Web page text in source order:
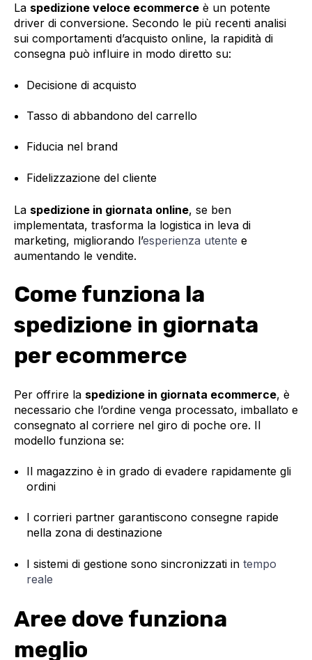
La spedizione veloce ecommerce è un potente
driver di conversione. Secondo le più recenti analisi
sui comportamenti d’acquisto online, la rapidità di
consegna può influire in modo diretto su:
Decisione di acquisto
Tasso di abbandono del carrello
Fiducia nel brand
Fidelizzazione del cliente
La spedizione in giornata online, se ben
implementata, trasforma la logistica in leva di
marketing, migliorando l’esperienza utente e
aumentando le vendite.
Come funziona la
spedizione in giornata
per ecommerce
Per offrire la spedizione in giornata ecommerce, è
necessario che l’ordine venga processato, imballato e
consegnato al corriere nel giro di poche ore. Il
modello funziona se:
Il magazzino è in grado di evadere rapidamente gli
ordini
I corrieri partner garantiscono consegne rapide
nella zona di destinazione
I sistemi di gestione sono sincronizzati in tempo
reale
Aree dove funziona
meglio